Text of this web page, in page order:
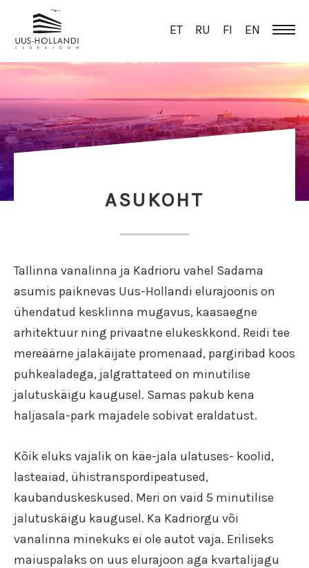
ET RU FI EN
ASUKOHT
Tallinna vanalinna ja Kadrioru vahel Sadama
asumis paiknevas Uus-Hollandi elurajoonis on
ühendatud kesklinna mugavus, kaasaegne
arhitektuur ning privaatne elukeskkond. Reidi tee
mereäärne jalakäijate promenaad, pargiribad koos
puhkealadega, jalgrattateed on minutilise
jalutuskäigu kaugusel. Samas pakub kena
haljasala-park majadele sobivat eraldatust.
Kõik eluks vajalik on käe-jala ulatuses- koolid,
lasteaiad, ühistranspordipeatused,
kaubanduskeskused. Meri on vaid 5 minutilise
jalutuskäigu kaugusel. Ka Kadriorgu või
vanalinna minekuks ei ole autot vaja. Eriliseks
maiuspalaks on uus elurajoon aga kvartalijagu